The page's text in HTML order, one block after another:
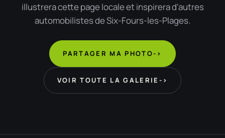
illustrera cette page locale et inspirera d'autres
automobilistes de Six-Fours-les-Plages.
PARTAGER MA PHOTO->
VOIR TOUTE LA GALERIE ->